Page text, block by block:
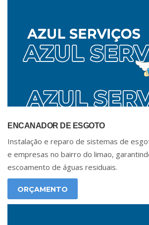
ENCANADOR DE ESGOTO
Instalação e reparo de sistemas de
e empresas no bairro do limao,
escoamento de águas residuais.
ORÇAMENTO